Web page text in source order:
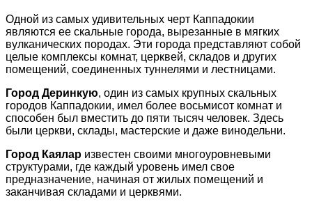
Одной из самых удивительных черт Каппадокии
являются ее скальные города, вырезанные в мягких
вулканических породах. Эти города представляют собой
целые комплексы комнат, церквей, складов и других
помещений, соединенных туннелями и лестницами.
Город Деринкую, один из самых крупных скальных
городов Каппадокии, имел более восьмисот комнат и
способен был вместить до пяти тысяч человек. Здесь
были церкви, склады, мастерские и даже винодельни.
Город Каялар известен своими многоуровневыми
структурами, где каждый уровень имел свое
предназначение, начиная от жилых помещений и
заканчивая складами и церквями.